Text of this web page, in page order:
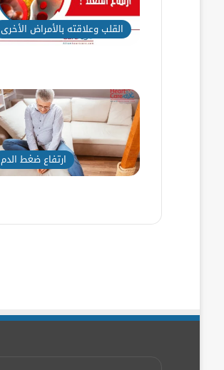
القلب وعلاقته بالأمراض الأخرى
ارتفاع ضغط الدم